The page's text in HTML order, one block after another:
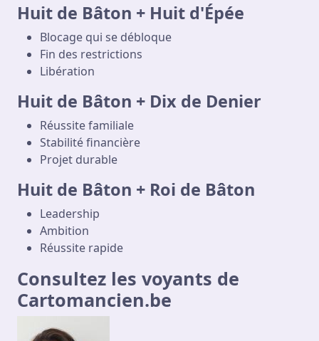
Huit de Bâton + Huit d'Épée
Blocage qui se débloque
Fin des restrictions
Libération
Huit de Bâton + Dix de Denier
Réussite familiale
Stabilité financière
Projet durable
Huit de Bâton + Roi de Bâton
Leadership
Ambition
Réussite rapide
Consultez les voyants de
Cartomancien.be